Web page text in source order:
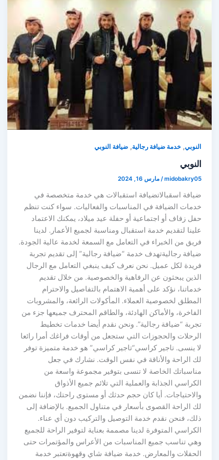
النوبي, خدمة ضيافة رجالية, ضيافة النوبي
النوبي
midobakry05
/ مارس 16, 2024
ضيافة اسقبالاتضيافة استقبالات هي خدمة متخصصة في
خدمات الضيافة في المناسبات والفعاليات. سواء كنت تنظم
حفل زفاف أو اجتماعية أو حفلة عيد ميلاد، يمكنك الاعتماد
علينا لتقديم خدمة استقبال ومناسبة لجميع الأعمار. لدينا
فريق من الخبراء في التعامل مع السمعة لخدمة عالية الجودة.
ضيافة رجاليةتهدف خدمة “ضيافة رجالية” إلى تقديم تجربة
فريدة لكل عميل. نحن نعرف كيف ينبغي التعامل مع الرجال
الذين يبحثون عن الرفاهية والخصوصية. من خلال تقديم
خدماتنا، نؤكد على أهمية الاهتمام بالتفاصيل والاحترام
المطلق لخصوصية العملاء. المأكولات الرائعة، والمشروبات
الفاخرة، والأماكن الهادئة، والطاقم المحترف جميعها جزء من
تجربة “ضيافة رجالية”. ونحن نقدم أيضا خدمات تخطيط
الرحلات والحجوزات التي ستجعل من أوقات فراغك أمرا رائعا
لا ينسى. تاجير كراسي“تاجير كراسي” هو خدمة متميزة توفر
لك الراحة والأناقة في نفس الوقت. نشارك في جعل
مناسباتك الخاصة لا تنسى بتوفير مجموعة واسعة من
الكراسي الجذابة والعملية التي تلائم جميع الأذواق
والاحتياجات. أيا كان حجم حدثك أو مستوى راحتك، فإننا نضمن
لك الراحة القصوى بأسعار في متناول الجميع. بالإضافة إلى
ذلك، فنحن نقدم خدمة التوصيل والتركيب دون أي عناء.
الكراسي المتوفرة لدينا مصممة بعناية لتوفير الراحة للجميع
وهي تناسب جميع المناسبات من الأعراس والمؤتمرات حتى
الحفلات والمعارض. خدمة ضيافة شاي وقهوةتعتبر خدمة